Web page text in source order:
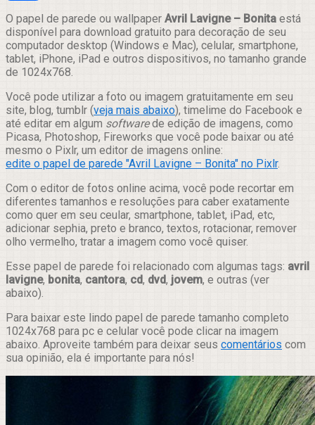
Compartilhar
O papel de parede ou wallpaper Avril Lavigne – Bonita está
disponível para download gratuito para decoração de seu
computador desktop (Windows e Mac), celular, smartphone,
tablet, iPhone, iPad e outros dispositivos, no tamanho grande
de 1024x768.
Você pode utilizar a foto ou imagem gratuitamente em seu
site, blog, tumblr (veja mais abaixo), timelime do Facebook e
até editar em algum softwarede edição de imagens, como
Picasa, Photoshop, Fireworks que você pode baixar ou até
mesmo o Pixlr, um editor de imagens online:
edite o papel de parede "Avril Lavigne – Bonita" no Pixlr.
Com o editor de fotos online acima, você pode recortar em
diferentes tamanhos e resoluções para caber exatamente
como quer em seu ceular, smartphone, tablet, iPad, etc,
adicionar sephia, preto e branco, textos, rotacionar, remover
olho vermelho, tratar a imagem como você quiser.
Esse papel de parede foi relacionado com algumas tags: avril
lavigne, bonita, cantora, cd, dvd, jovem, e outras (ver
abaixo).
Para baixar este lindo papel de parede tamanho completo
1024x768 para pc e celular você pode clicar na imagem
abaixo. Aproveite também para deixar seus comentários com
sua opinião, ela é importante para nós!